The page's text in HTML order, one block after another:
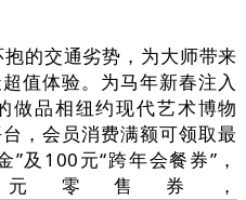
的交通劣势，为大师带来
值体验。为马年新春注入
做品相纽约现代艺术博物
，会员消费满额可领取最
及100元“跨年会餐券”，
零售券，